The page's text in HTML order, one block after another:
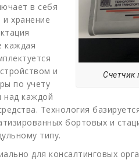
Счетчик
в себя
хранение
каждая
и
по учету
над каждой
Технология
бортовых и
типу.
для консалтинговых